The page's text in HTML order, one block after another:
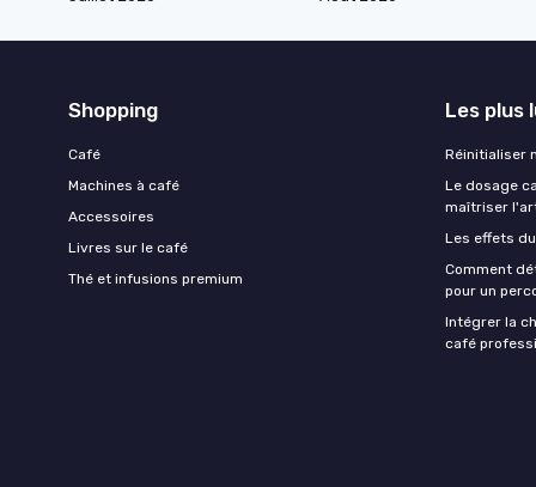
Shopping
Café
Machines à café
Accessoires
Livres sur le café
Thé et infusions premium
Les plus
Réinitialiser
Le dosage
maîtriser
Les effets
Comment
pour un
Intégrer la
café